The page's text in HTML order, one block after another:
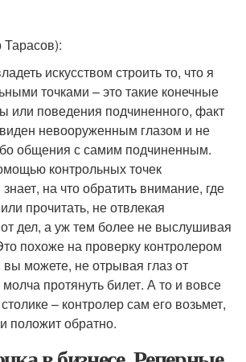
искусством строить то, что я
точками – это такие конечные
или поведения подчиненного, факт
невооруженным глазом и не
общения с самим подчиненным.
контрольных точек
на что обратить внимание, где
прочитать, не отвлекая
дел, а уж тем более не выслушивая
похоже на проверку контролером
вы можете, не отрывая глаз от
протянуть билет. А то и вовсе
– контролер сам его возьмет,
положит обратно.